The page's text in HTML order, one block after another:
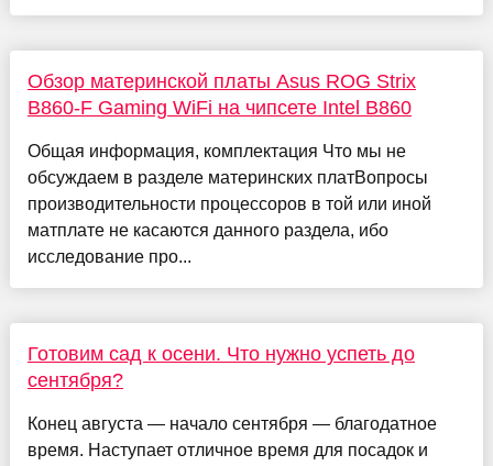
Обзор материнской платы Asus ROG Strix
B860-F Gaming WiFi на чипсете Intel B860
Общая информация, комплектация Что мы не
обсуждаем в разделе материнских платВопросы
производительности процессоров в той или иной
матплате не касаются данного раздела, ибо
исследование про...
Готовим сад к осени. Что нужно успеть до
сентября?
Конец августа — начало сентября — благодатное
время. Наступает отличное время для посадок и